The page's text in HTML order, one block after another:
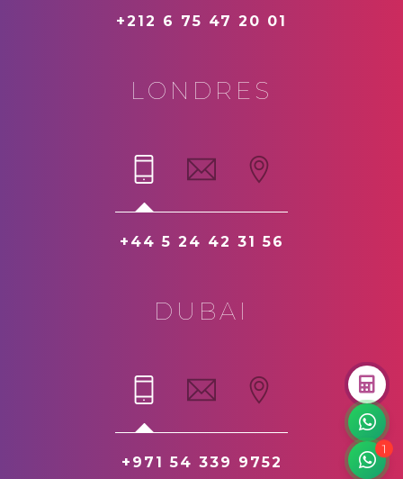
1
+212 6 75 47 20 01
LONDRES
+44 5 24 42 31 56
DUBAI
+971 54 339 9752